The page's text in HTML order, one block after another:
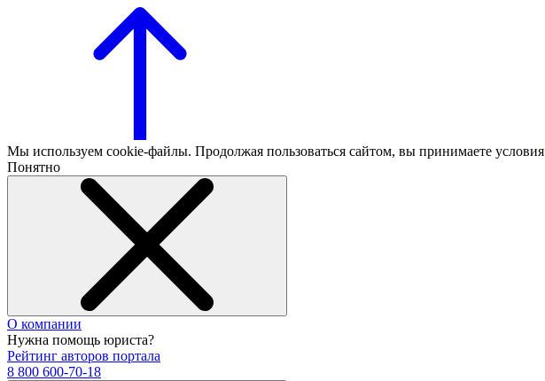
Мы используем cookie-файлы. Продолжая пользоваться сайтом, вы принимаете условия
Понятно
О компании
Нужна помощь юриста?
Рейтинг авторов портала
8 800 600-70-18